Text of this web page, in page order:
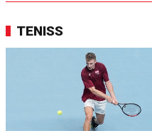
TENISS